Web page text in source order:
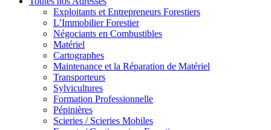
Exploitants et Entrepreneurs Forestiers
L’Immobilier Forestier
Négociants en Combustibles
Matériel
Cartographes
Maintenance et la Réparation de Matériel
Transporteurs
Sylvicultures
Formation Professionnelle
Pépinières
Scieries / Scieries Mobiles